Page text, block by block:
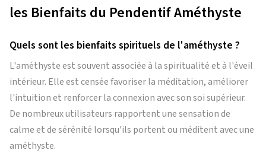
les Bienfaits du Pendentif Améthyste
Quels sont les bienfaits spirituels de l'améthyste ?
L'améthyste est souvent associée à la spiritualité et à l'éveil
intérieur. Elle est censée favoriser la méditation, améliorer
l'intuition et renforcer la connexion avec son soi supérieur.
De nombreux utilisateurs rapportent une sensation de
calme et de sérénité lorsqu'ils portent ou méditent avec une
améthyste.